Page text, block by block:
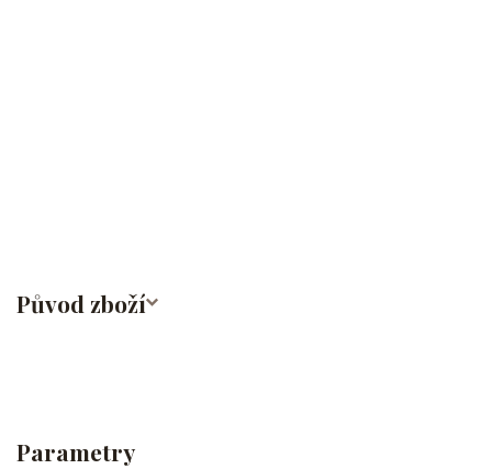
Původ zboží
Parametry